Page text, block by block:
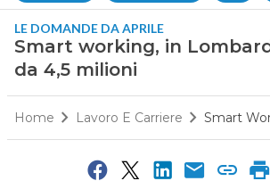
LE DOMANDE DA APRILE
Smart working, in
da 4,5 milioni
Home Lavoro E Carriere Smart